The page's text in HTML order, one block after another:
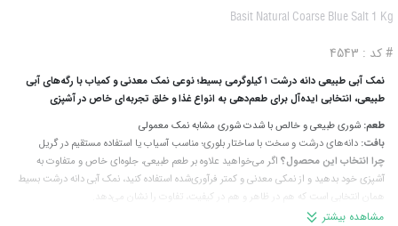
Basit Natural Coarse Blue Salt 1 Kg
# کد : 4543
نمک آبی طبیعی دانه درشت ۱ کیلوگرمی بسیط؛ نوعی نمک معدنی و کمیاب با رگه‌های آبی
طبیعی، انتخابی ایده‌آل برای طعم‌دهی به انواع غذا و خلق تجربه‌ای خاص در آشپزی
طعم: شوری طبیعی و خالص با شدت شوری مشابه نمک معمولی
بافت: دانه‌های درشت و سخت با ساختار بلوری؛ مناسب آسیاب یا استفاده مستقیم در گریل
چرا انتخاب این محصول؟ اگر می‌خواهید علاوه بر طعم طبیعی، جلوه‌ای خاص و متفاوت به
آشپزی خود بدهید و از نمکی معدنی و کمتر فرآوری‌شده استفاده کنید، نمک آبی دانه‌ درشت بسیط
همان انتخابی است که هم در ظاهر و هم در کیفیت، تفاوت را نشان می‌دهد.
ترکیبات:۱۰۰ درصد نمک طبیعی معدنی آبی (فاقد افزودنی و اسانس)
مشاهده بیشتر